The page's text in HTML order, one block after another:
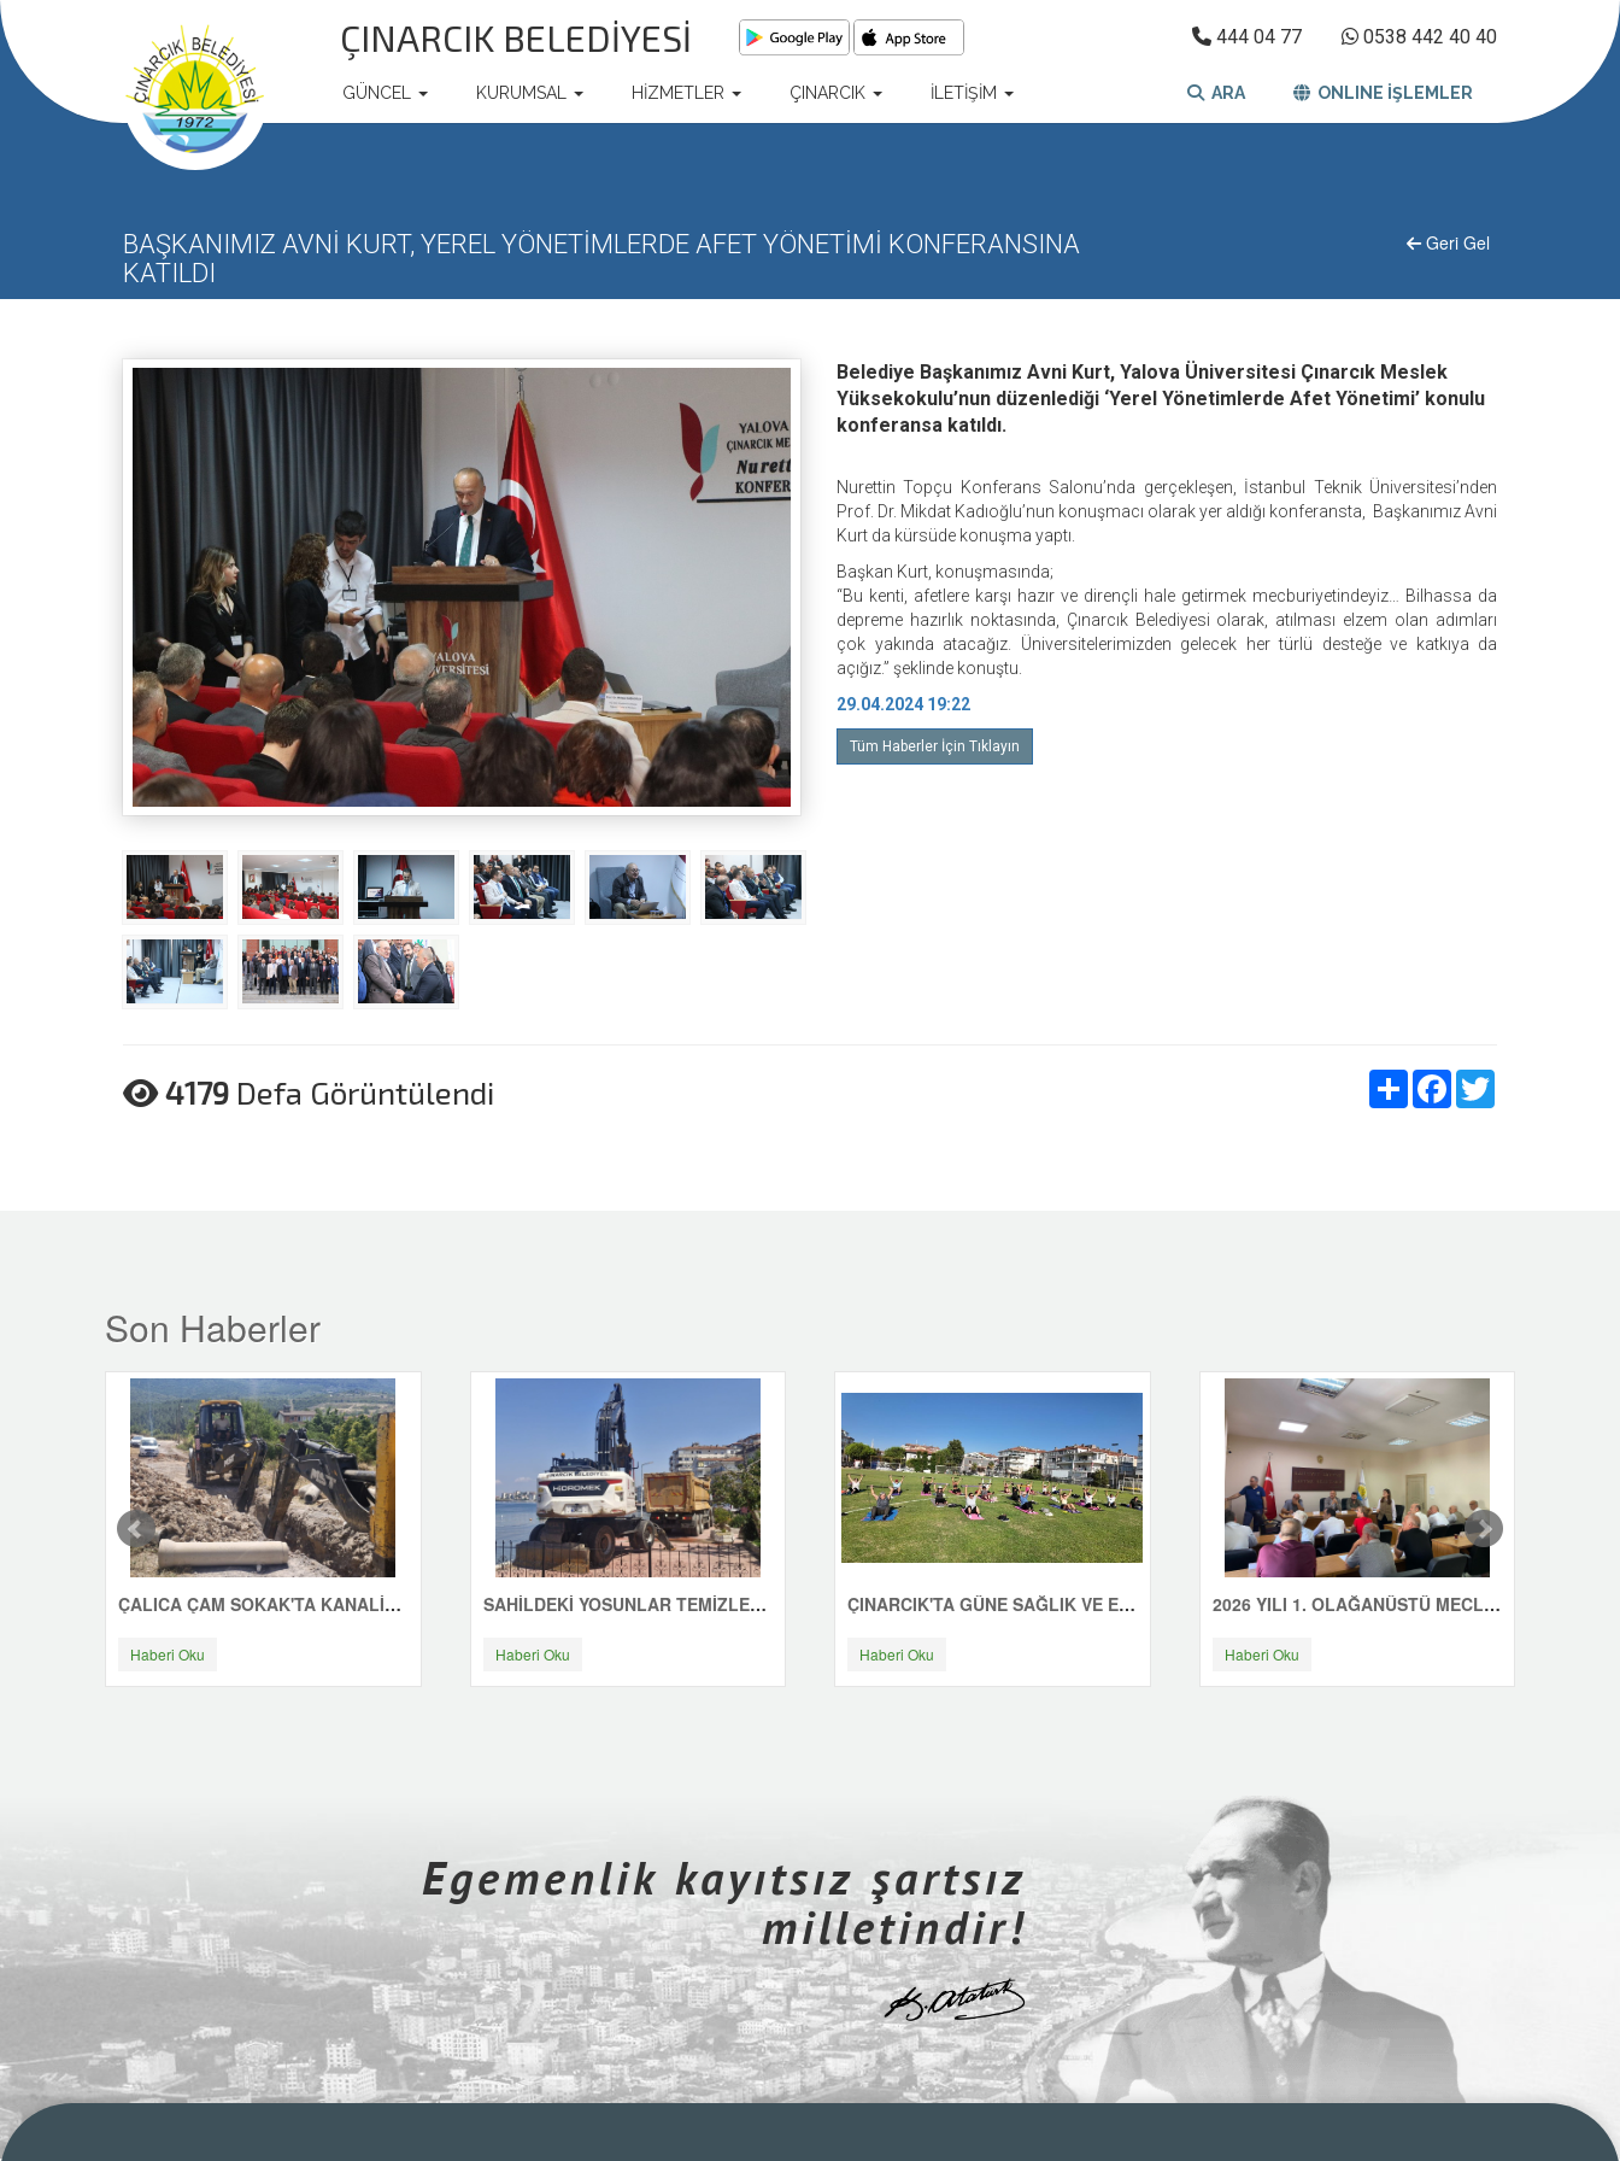
ÇINARCIK BELEDİYESİ 444 04 77 0538 442 40 40
GÜNCEL KURUMSAL HİZMETLER ÇINARCIK İLETİŞİM ARA ONLINE İŞLEMLER
BAŞKANIMIZ AVNİ KURT, YEREL YÖNETİMLERDE AFET YÖNETİMİ KONFERANSINA
KATILDI
Geri Gel
Belediye Başkanımız Avni Kurt, Yalova Üniversitesi Çınarcık Meslek
Yüksekokulu’nun düzenlediği ‘Yerel Yönetimlerde Afet Yönetimi’ konulu
konferansa katıldı.
Nurettin Topçu Konferans Salonu’nda gerçekleşen, İstanbul Teknik Üniversitesi’nden
Prof. Dr. Mikdat Kadıoğlu’nun konuşmacı olarak yer aldığı konferansta, Başkanımız Avni
Kurt da kürsüde konuşma yaptı.
Başkan Kurt, konuşmasında;
“Bu kenti, afetlere karşı hazır ve dirençli hale getirmek mecburiyetindeyiz… Bilhassa da
depreme hazırlık noktasında, Çınarcık Belediyesi olarak, atılması elzem olan adımları
çok yakında atacağız. Üniversitelerimizden gelecek her türlü desteğe ve katkıya da
açığız.” şeklinde konuştu.
29.04.2024 19:22
Tüm Haberler İçin Tıklayın
4179 Defa Görüntülendi Share Facebook
Son Haberler
ÇALICA ÇAM SOKAK'TA KANALİZASYON ÇALIŞMASI
Haberi Oku
SAHİLDEKİ YOSUNLAR TEMİZLENİYOR
Haberi Oku
ÇINARCIK'TA GÜNE SAĞLIK VE ENERJİYLE BAŞLIYORUZ
Haberi Oku
2026 YILI 1. OLAĞANÜSTÜ MECLİS TOPLANTISI YAPILDI
Haberi Oku
Egemenlik kayıtsız şartsız
milletindir!